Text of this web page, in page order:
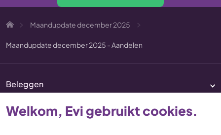
Maandupdate december 2025
Maandupdate december 2025 - Aandelen
Beleggen
Vermogenscoaching
Welkom, Evi gebruikt cookies.